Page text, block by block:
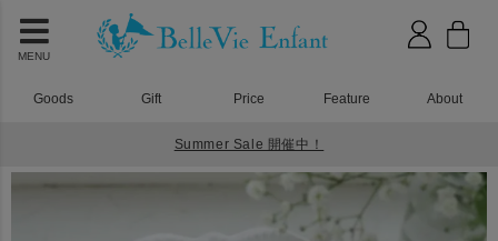
MENU
Goods Gift Price Feature About
Summer Sale 開催中！
BelleVie 子ども用ガーゼマスク (2枚セット)